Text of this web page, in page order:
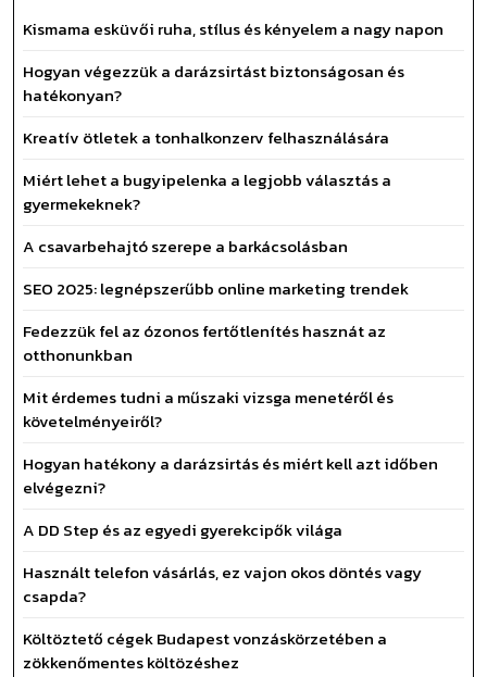
Kismama esküvői ruha, stílus és kényelem a nagy napon
Hogyan végezzük a darázsirtást biztonságosan és
hatékonyan?
Kreatív ötletek a tonhalkonzerv felhasználására
Miért lehet a bugyipelenka a legjobb választás a
gyermekeknek?
A csavarbehajtó szerepe a barkácsolásban
SEO 2025: legnépszerűbb online marketing trendek
Fedezzük fel az ózonos fertőtlenítés hasznát az
otthonunkban
Mit érdemes tudni a műszaki vizsga menetéről és
követelményeiről?
Hogyan hatékony a darázsirtás és miért kell azt időben
elvégezni?
A DD Step és az egyedi gyerekcipők világa
Használt telefon vásárlás, ez vajon okos döntés vagy
csapda?
Költöztető cégek Budapest vonzáskörzetében a
zökkenőmentes költözéshez